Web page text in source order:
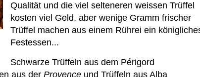
Qualität und die viel selteneren weissen Trüffel
kosten viel Geld, aber wenige Gramm frischer
Trüffel machen aus einem Rührei ein
Festessen...
Schwarze Trüffeln aus dem Périgord
aus der Provence und Trüffeln aus Alba